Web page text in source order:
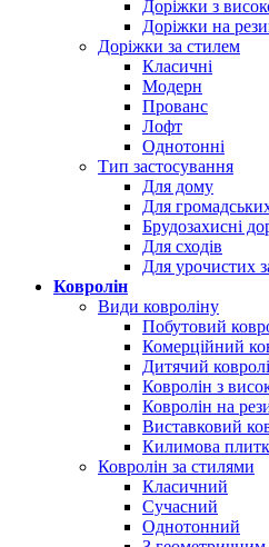
Доріжки з
Доріжки на
Доріжки за стилем
Класичні
Модерн
Прованс
Лофт
Однотонні
Тип застосування
Для дому
Для
Брудозахисні
Для сходів
Для урочистих
Ковролін
Види ковроліну
Побутовий
Комерційний
Дитячий
Ковролін з
Ковролін на
Виставковий
Килимова
Ковролін за стилями
Класичний
Сучасний
Однотонний